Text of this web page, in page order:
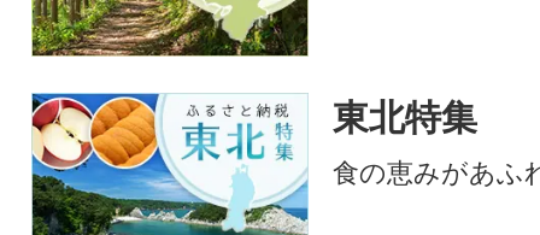
東北特集
食の恵みがあふ